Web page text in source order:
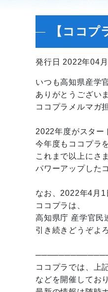
【ココ
発行日 2022年04
いつも高知県産学
ありがとうござい
ココプラメルマガ
2022年度がスター
今年度もココプラ
これまで以上にさ
パワーアップした
なお、2022年4月1
ココプラは、
高知県庁 産学官民
引き続きどうぞよ
ココプラでは、上
などを開催してお